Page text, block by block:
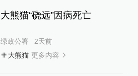
大熊猫“硗远”因病死亡
绿政公署
2天前
大熊猫 更多内容